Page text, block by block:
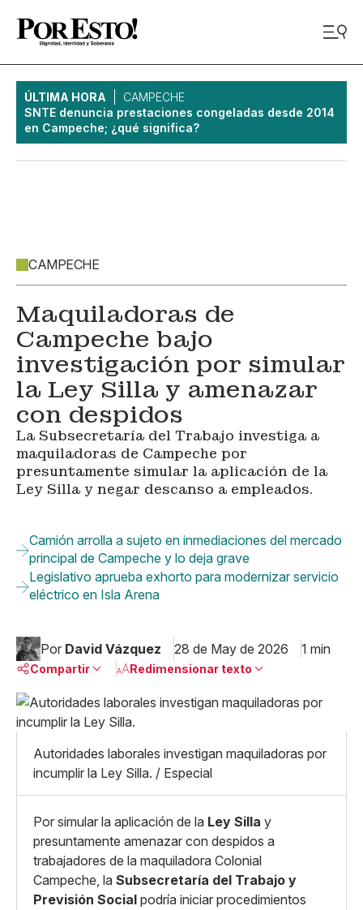
ÚLTIMA HORA
CAMPECHE
SNTE denuncia prestaciones congeladas desde 2014
en Campeche; ¿qué significa?
CAMPECHE
Maquiladoras de
Campeche bajo
investigación por simular
la Ley Silla y amenazar
con despidos
La Subsecretaría del Trabajo investiga a
maquiladoras de Campeche por
presuntamente simular la aplicación de la
Ley Silla y negar descanso a empleados.
Camión arrolla a sujeto en inmediaciones del mercado
principal de Campeche y lo deja grave
Legislativo aprueba exhorto para modernizar servicio
eléctrico en Isla Arena
Por David Vázquez 28 de May de 2026 1 min
Compartir
Linkedin
Facebook
X
Whatsapp
Copiar enlace
Redimensionar texto
Grande
Autoridades laborales investigan maquiladoras por
incumplir la Ley Silla. / Especial
Por simular la aplicación de la Ley Silla y
presuntamente amenazar con despidos a
trabajadores de la maquiladora Colonial
Campeche, la Subsecretaría del Trabajo y
Previsión Social podría iniciar procedimientos